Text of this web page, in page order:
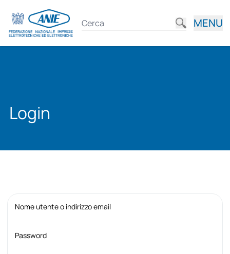
MENU
Login
Nome utente o indirizzo email
Password